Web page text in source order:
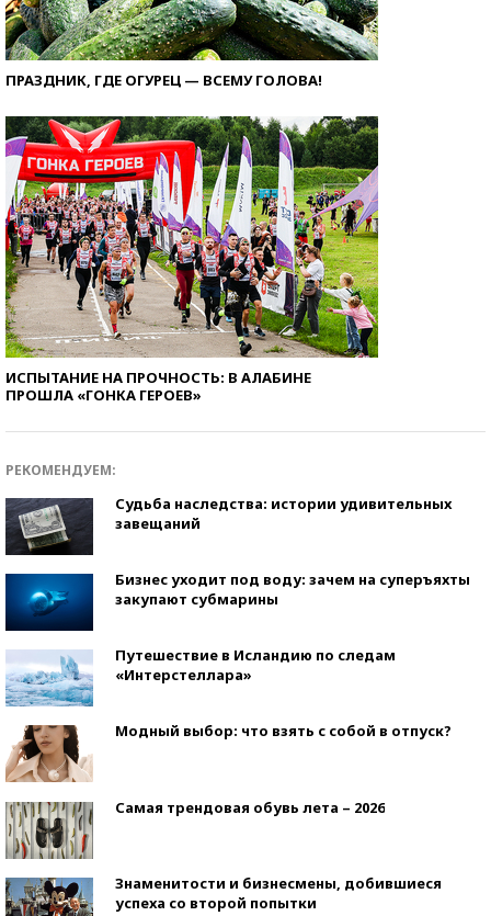
ПРАЗДНИК, ГДЕ ОГУРЕЦ — ВСЕМУ ГОЛОВА!
ИСПЫТАНИЕ НА ПРОЧНОСТЬ: В АЛАБИНЕ
ПРОШЛА «ГОНКА ГЕРОЕВ»
РЕКОМЕНДУЕМ:
Судьба наследства: истории удивительных
завещаний
Бизнес уходит под воду: зачем на суперъяхты
закупают субмарины
Путешествие в Исландию по следам
«Интерстеллара»
Модный выбор: что взять с собой в отпуск?
Самая трендовая обувь лета – 2026
Знаменитости и бизнесмены, добившиеся
успеха со второй попытки